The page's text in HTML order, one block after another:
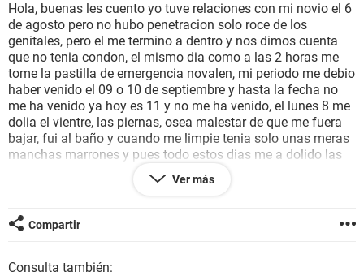
BIENESTAR
SEXUALIDAD
GLOSARIO
Hola, buenas les cuento yo tuve relaciones con mi novio el 6
de agosto pero no hubo penetracion solo roce de los
genitales, pero el me termino a dentro y nos dimos cuenta
que no tenia condon, el mismo dia como a las 2 horas me
tome la pastilla de emergencia novalen, mi periodo me debio
haber venido el 09 o 10 de septiembre y hasta la fecha no
me ha venido ya hoy es 11 y no me ha venido, el lunes 8 me
dolia el vientre, las piernas, osea malestar de que me fuera
bajar, fui al baño y cuando me limpie tenia solo unas meras
manchas marrones y pues todo estos dias me a dolido las
caderas las piernas, los senos, y desde hoy 11 me a
empezado a dolor la cabeza no se que hacer las pastillas
para salir de dudas ayudeme estoy desesperada, orienteme
a ver q puedo hacer para salir de dudas por favor
Ver más
Compartir
Consulta también: